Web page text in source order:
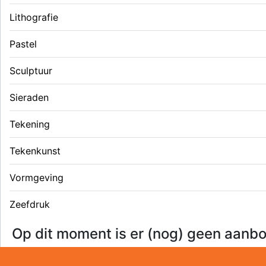
Lithografie
Pastel
Sculptuur
Sieraden
Tekening
Tekenkunst
Vormgeving
Zeefdruk
Op dit moment is er (nog) geen